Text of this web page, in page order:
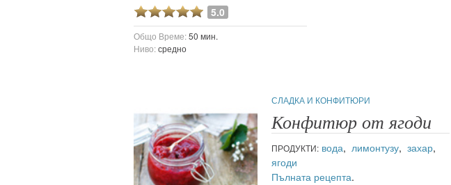
5.0
Общо Време:50 мин.
Ниво:средно
СЛАДКА И КОНФИТЮРИ
Конфитюр от ягоди
ПРОДУКТИ: вода, лимонтузу, захар,
ягоди
Пълната рецепта.